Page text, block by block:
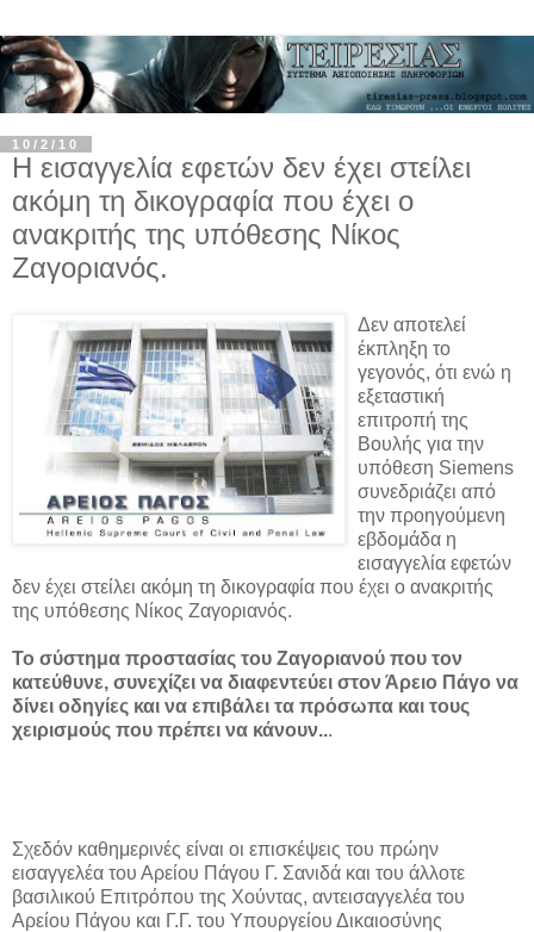
10/2/10
Η εισαγγελία εφετών δεν έχει στείλει
ακόμη τη δικογραφία που έχει ο
ανακριτής της υπόθεσης Νίκος
Ζαγοριανός.
Δεν αποτελεί
έκπληξη το
γεγονός, ότι ενώ η
εξεταστική
επιτροπή της
Βουλής για την
υπόθεση Siemens
συνεδριάζει από
την προηγούμενη
εβδομάδα η
εισαγγελία εφετών
δεν έχει στείλει ακόμη τη δικογραφία που έχει ο ανακριτής
της υπόθεσης Νίκος Ζαγοριανός.
Το σύστημα προστασίας του Ζαγοριανού που τον
κατεύθυνε, συνεχίζει να διαφεντεύει στον Άρειο Πάγο να
δίνει οδηγίες και να επιβάλει τα πρόσωπα και τους
χειρισμούς που πρέπει να κάνουν...
Σχεδόν καθημερινές είναι οι επισκέψεις του πρώην
εισαγγελέα του Αρείου Πάγου Γ. Σανιδά και του άλλοτε
βασιλικού Επιτρόπου της Χούντας, αντεισαγγελέα του
Αρείου Πάγου και Γ.Γ. του Υπουργείου Δικαιοσύνης